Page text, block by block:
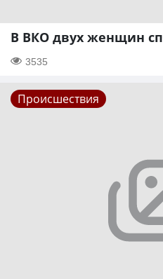
В ВКО двух женщин
3535
Происшествия